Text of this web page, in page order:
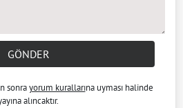
GÖNDER
sonrayorum kurallarına uyması halinde
alıncaktır.